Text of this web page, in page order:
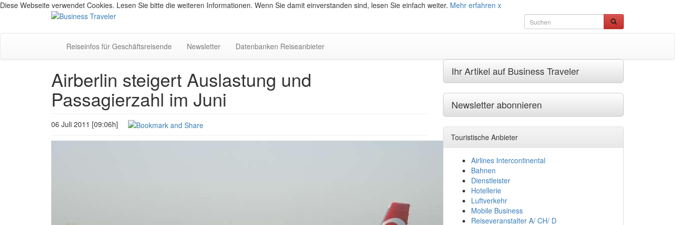
Diese Webseite verwendet Cookies. Lesen Sie bitte die weiteren Informationen. Wenn Sie damit einverstanden sind, lesen Sie einfach weiter. Mehr erfahren x
Reiseinfos für Geschäftsreisende Newsletter Datenbanken Reiseanbieter
Airberlin steigert Auslastung und
Passagierzahl im Juni
06 Juli 2011 [09:06h]
Ihr Artikel auf Business Traveler
Newsletter abonnieren
Touristische Anbieter
Airlines Intercontinental
Bahnen
Dienstleister
Hotellerie
Luftverkehr
Mobile Business
Reiseveranstalter A/ CH/ D